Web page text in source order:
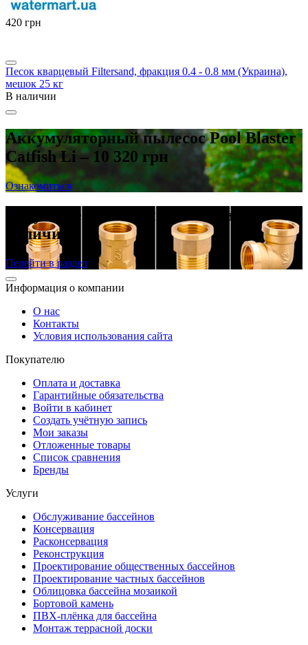
‍420‍ грн
Песок кварцевый Filtersand, фракция 0.4 - 0.8 мм (Украина),
мешок 25 кг
В наличии
Аккумуляторный пылесос Pool Blaster
Catfish Li – 10 320 грн
Ознакомиться
Латунные резьбовые фитинги в
наличии
Перейти в раздел
Информация о компании
О нас
Контакты
Условия использования сайта
Покупателю
Оплата и доставка
Гарантийные обязательства
Войти в кабинет
Создать учётную запись
Мои заказы
Отложенные товары
Список сравнения
Бренды
Услуги
Обслуживание бассейнов
Консервация
Расконсервация
Реконструкция
Проектирование общественных бассейнов
Проектирование частных бассейнов
Облицовка бассейна мозаикой
Бортовой камень
ПВХ-плёнка для бассейна
Монтаж террасной доски